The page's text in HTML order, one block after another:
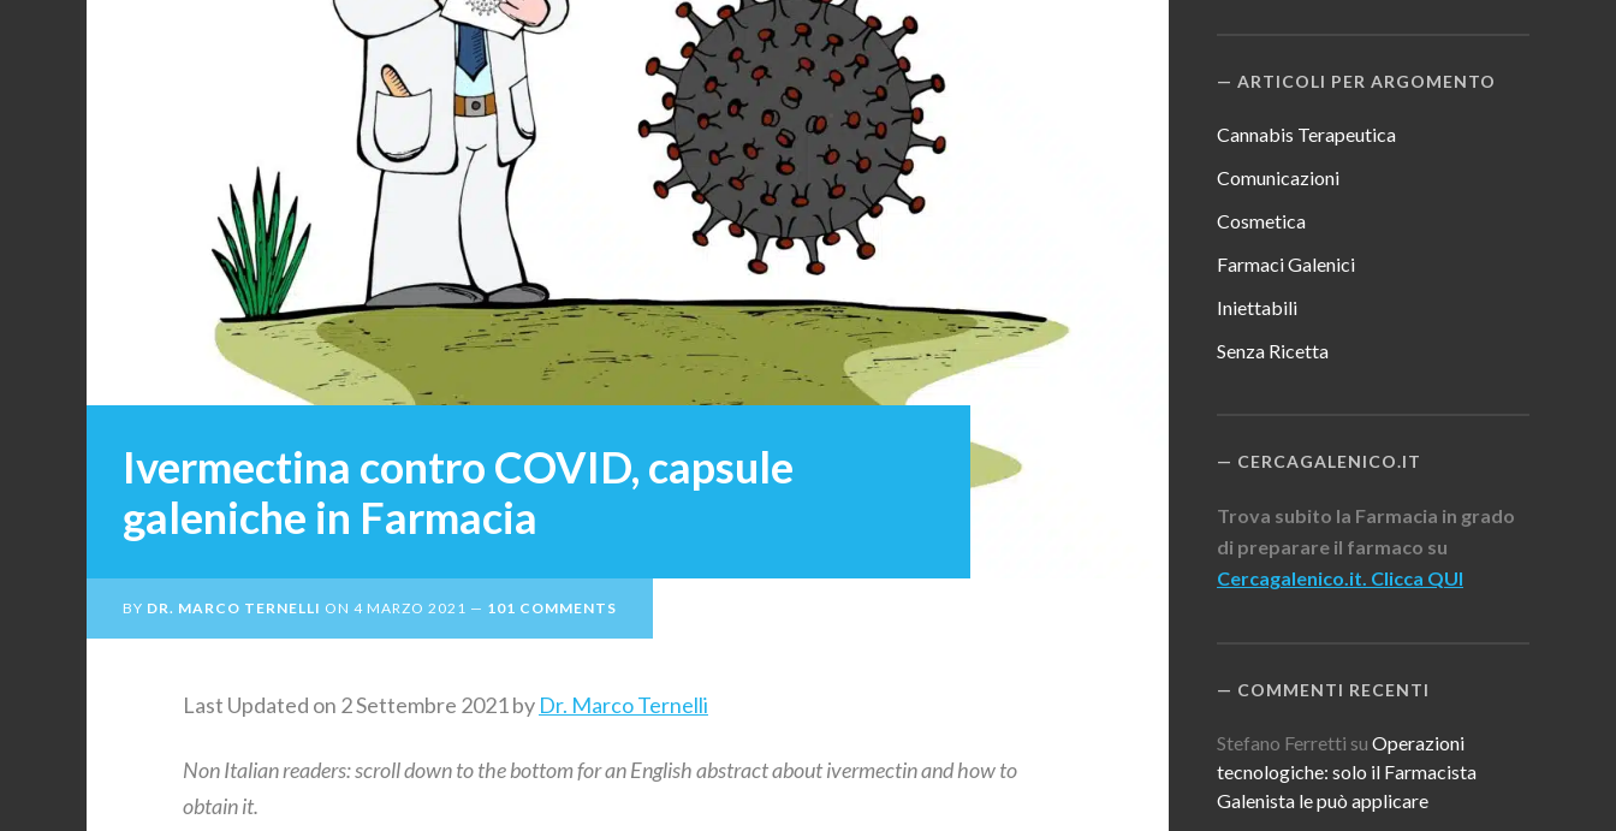
Ivermectina contro COVID, capsule
galeniche in Farmacia
BY DR. MARCO TERNELLI ON 4 MARZO 2021 101 COMMENTS
Last Updated on 2 Settembre 2021 by Dr. Marco Ternelli
Non Italian readers: scroll down to the bottom for an English abstract about ivermectin and how to
obtain it.
ARTICOLI PER ARGOMENTO
Cannabis Terapeutica
Comunicazioni
Cosmetica
Farmaci Galenici
Iniettabili
Senza Ricetta
CERCAGALENICO.IT
Trova subito la Farmacia in grado
di preparare il farmaco su
Cercagalenico.it. Clicca QUI
COMMENTI RECENTI
Stefano Ferretti suOperazioni
tecnologiche: solo il Farmacista
Galenista le può applicare